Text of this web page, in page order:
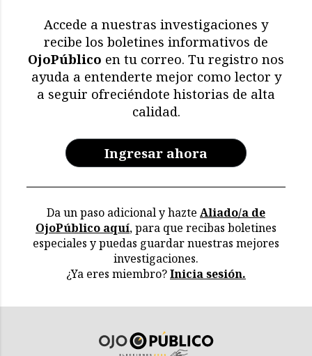
Accede a nuestras investigaciones y
recibe los boletines informativos de
OjoPúblico en tu correo. Tu registro nos
ayuda a entenderte mejor como lector y
a seguir ofreciéndote historias de alta
calidad.
Ingresar ahora
Da un paso adicional y hazte Aliado/a de
OjoPúblico aquí, para que recibas boletines
especiales y puedas guardar nuestras mejores
investigaciones.
¿Ya eres miembro?Inicia sesión.